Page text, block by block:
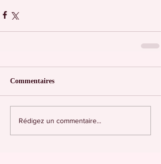
Commentaires
Rédigez un commentaire...